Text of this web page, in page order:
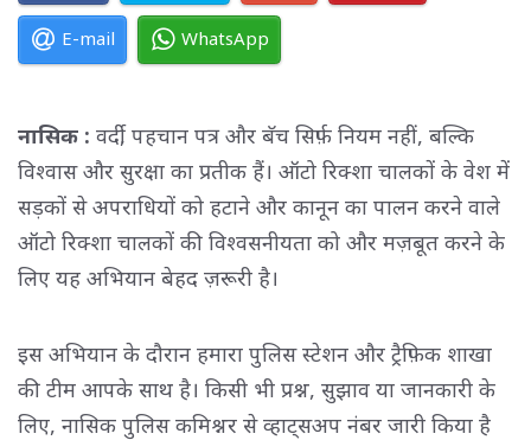
E-mail WhatsApp
नासिक : वर्दी, पहचान पत्र और बॅच सिर्फ़ नियम नहीं, बल्कि
विश्वास और सुरक्षा का प्रतीक हैं। ऑटो रिक्शा चालकों के वेश में
सड़कों से अपराधियों को हटाने और कानून का पालन करने वाले
ऑटो रिक्शा चालकों की विश्वसनीयता को और मज़बूत करने के
लिए यह अभियान बेहद ज़रूरी है।
इस अभियान के दौरान हमारा पुलिस स्टेशन और ट्रैफ़िक शाखा
की टीम आपके साथ है। किसी भी प्रश्न, सुझाव या जानकारी के
लिए, नासिक पुलिस कमिश्नर से व्हाट्सअप नंबर जारी किया है